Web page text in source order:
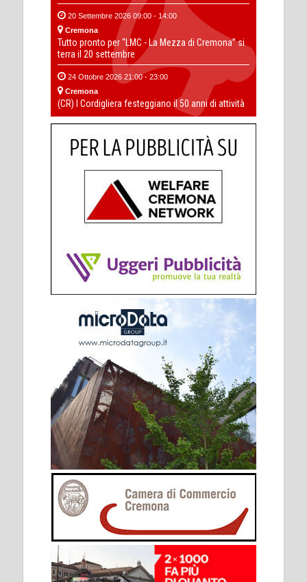
20 Settembre 2026 09:00 - 14:00
Cremona
Tutto pronto per “LMC - La Mezza di Cremona” si
terra il 20 settembre
24 Ottobre 2026 21:00 - 23:00
Cremona
(CR) I Cordigliera festeggiano il 50 anni di attività